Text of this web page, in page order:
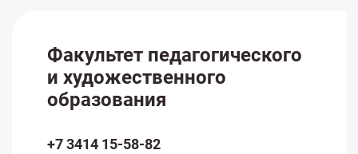
Факультет педагогического
и художественного
образования
+7 3414 15-58-82